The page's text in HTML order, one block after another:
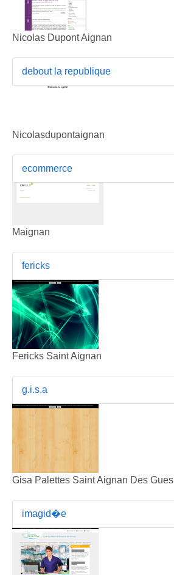
Nicolas Dupont Aignan
debout la republique
Nicolasdupontaignan
ecommerce
Maignan
fericks
Fericks Saint Aignan
g.i.s.a
Gisa Palettes Saint Aignan Des Gues
imagid�e